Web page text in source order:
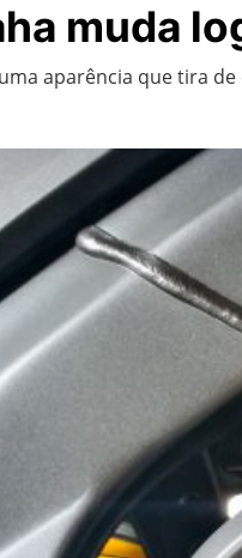
muda
aparência que tira